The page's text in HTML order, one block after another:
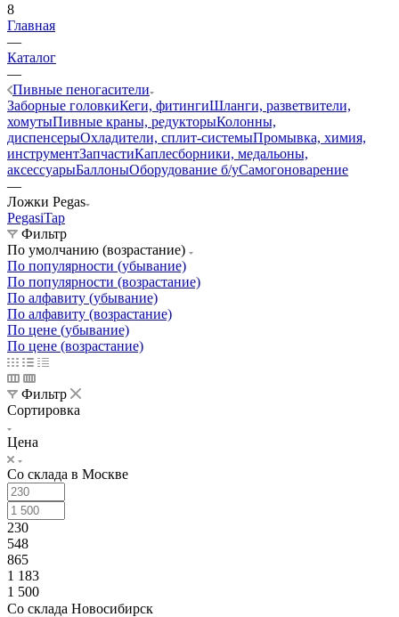
8
Главная
—
Каталог
—
Пивные пеногасители
Заборные головкиКеги, фитингиШланги, разветвители,
хомутыПивные краны, редукторыКолонны,
диспенсерыОхладители, сплит-системыПромывка, химия,
инструментЗапчастиКаплесборники, медальоны,
аксессуарыБаллоныОборудование б/уСамогоноварение
—
Ложки Pegas
PegasiTap
Фильтр
По умолчанию (возрастание)
По популярности (убывание)
По популярности (возрастание)
По алфавиту (убывание)
По алфавиту (возрастание)
По цене (убывание)
По цене (возрастание)
Фильтр
Сортировка
Цена
Со склада в Москве
230
548
865
1 183
1 500
Со склада Новосибирск